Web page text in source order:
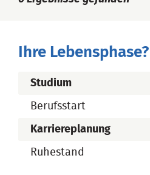
Ihre Lebensphase?
Studium
Berufsstart
Karriereplanung
Ruhestand